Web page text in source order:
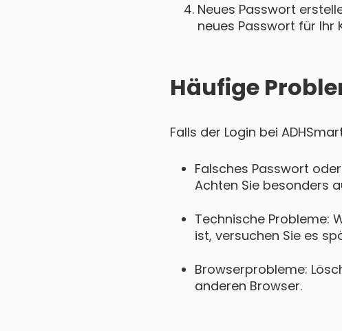
Neues Passwort
neues Passwort für Ihr
Häufige
Falls der Login bei
Falsches Passwort
Achten Sie besonders
Technische Probleme:
ist, versuchen Sie es
Browserprobleme:
anderen Browser.